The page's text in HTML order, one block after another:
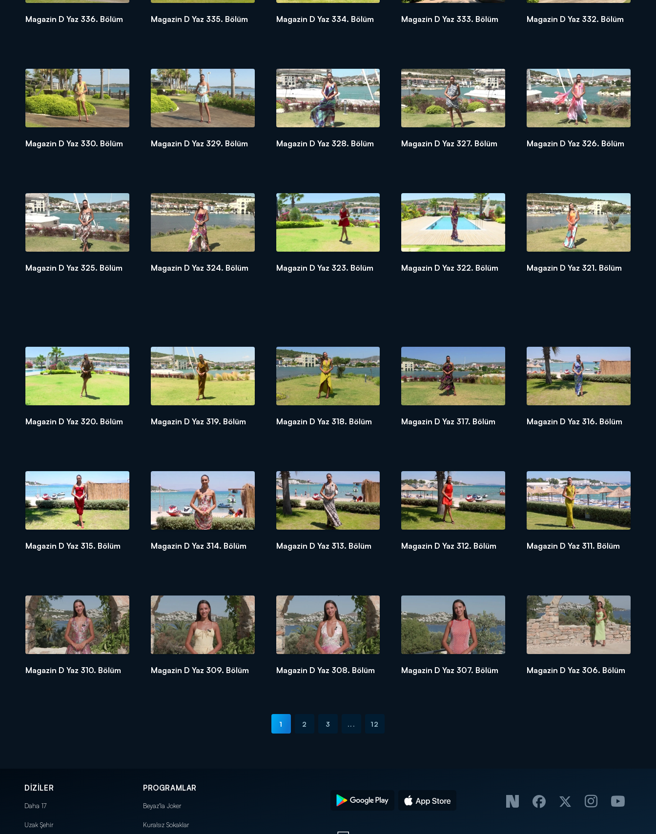
Magazin D Yaz 336. Bölüm Magazin D Yaz 335. Bölüm Magazin D Yaz 334. Bölüm Magazin D Yaz 333. Bölüm Magazin D Yaz 332. Bölüm
Magazin D Yaz 330. Bölüm Magazin D Yaz 329. Bölüm Magazin D Yaz 328. Bölüm Magazin D Yaz 327. Bölüm Magazin D Yaz 326. Bölüm
Magazin D Yaz 325. Bölüm Magazin D Yaz 324. Bölüm Magazin D Yaz 323. Bölüm Magazin D Yaz 322. Bölüm Magazin D Yaz 321. Bölüm
Magazin D Yaz 320. Bölüm Magazin D Yaz 319. Bölüm Magazin D Yaz 318. Bölüm Magazin D Yaz 317. Bölüm Magazin D Yaz 316. Bölüm
Magazin D Yaz 315. Bölüm Magazin D Yaz 314. Bölüm Magazin D Yaz 313. Bölüm Magazin D Yaz 312. Bölüm Magazin D Yaz 311. Bölüm
Magazin D Yaz 310. Bölüm Magazin D Yaz 309. Bölüm Magazin D Yaz 308. Bölüm Magazin D Yaz 307. Bölüm Magazin D Yaz 306. Bölüm
1 2 3 ... 12
DİZİLER
Daha 17
Uzak Şehir
PROGRAMLAR
Beyaz'la Joker
Kuralsız Sokaklar